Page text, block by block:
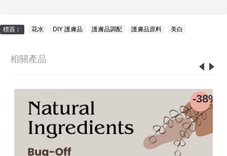
標簽︰ 花水 DIY 護膚品 護膚品調配 護膚品原料 美白
相關產品
-38%